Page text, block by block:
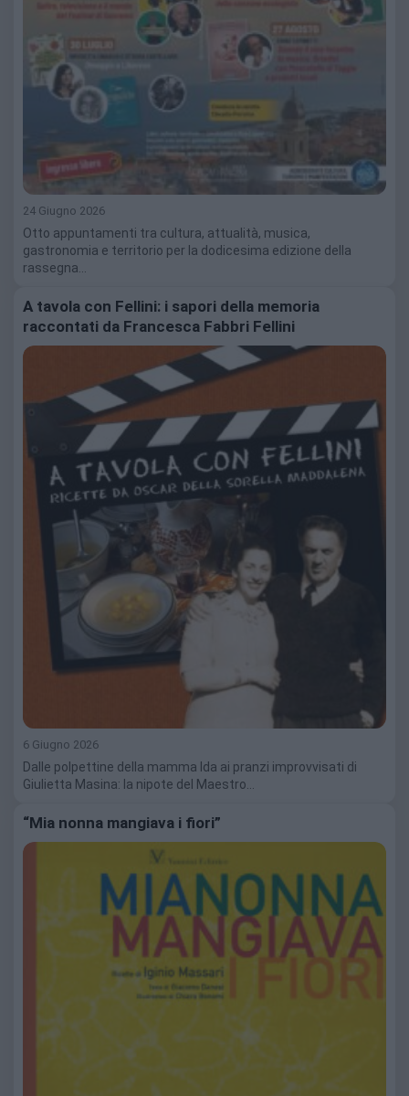
24 Giugno 2026
Otto appuntamenti tra cultura, attualità, musica,
gastronomia e territorio per la dodicesima edizione della
rassegna…
A tavola con Fellini: i sapori della memoria
raccontati da Francesca Fabbri Fellini
6 Giugno 2026
Dalle polpettine della mamma Ida ai pranzi improvvisati di
Giulietta Masina: la nipote del Maestro…
“Mia nonna mangiava i fiori”